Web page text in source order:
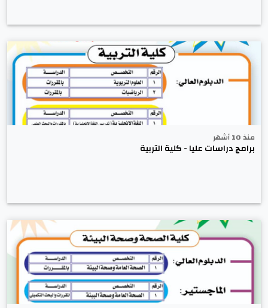
منذ 10 أشهر
برامج دراسات عليا - كلية التربية